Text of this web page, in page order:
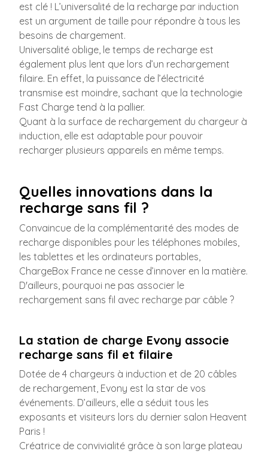
est clé ! L’universalité de la recharge par induction
est un argument de taille pour répondre à tous les
besoins de chargement.
Universalité oblige, le temps de recharge est
également plus lent que lors d’un rechargement
filaire. En effet, la puissance de l’électricité
transmise est moindre, sachant que la technologie
Fast Charge tend à la pallier.
Quant à la surface de rechargement du chargeur à
induction, elle est adaptable pour pouvoir
recharger plusieurs appareils en même temps.
Quelles innovations dans la
recharge sans fil ?
Convaincue de la complémentarité des modes de
recharge disponibles pour les téléphones mobiles,
les tablettes et les ordinateurs portables,
ChargeBox France ne cesse d’innover en la matière.
D'ailleurs, pourquoi ne pas associer le
rechargement sans fil avec recharge par câble ?
La station de charge Evony associe
recharge sans fil et filaire
Dotée de 4 chargeurs à induction et de 20 câbles
de rechargement, Evony est la star de vos
événements. D’ailleurs, elle a séduit tous les
exposants et visiteurs lors du dernier salon Heavent
Paris !
Créatrice de convivialité grâce à son large plateau